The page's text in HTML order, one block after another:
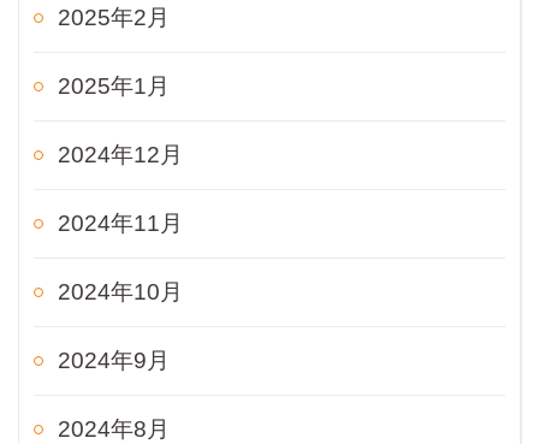
2025年2月
2025年1月
2024年12月
2024年11月
2024年10月
2024年9月
2024年8月